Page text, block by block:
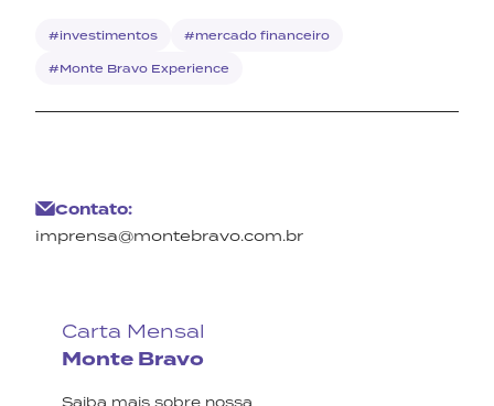
#investimentos #mercado financeiro
#Monte Bravo Experience
Contato:
imprensa@montebravo.com.br
Carta Mensal
Monte Bravo